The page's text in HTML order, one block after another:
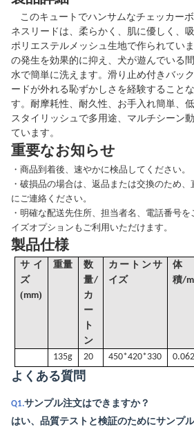
このキュートでハンサムなチェッカー
ネスリードは、柔らかく、肌に優しく、
ポリエステルメッシュ生地で作られてい
の発生を効果的に抑え、犬が遊んでいる
水で簡単に洗えます。滑り止め付きバッ
ードが外れる恥ずかしさを経験すること
す。耐摩耗性、耐久性、お手入れ簡単、
スタイリッシュで多用途、マルチシーン
ています。
重要なお知らせ
・ 商品到着後、速やかに検品してください。
・ 破損品の場合は、返品または交換のため、
にご連絡ください。
・ 明確な配送先住所、担当者名、電話番号を
イズオプションもご利用いただけます。
製品仕様
サイ
ズ
(mm)
重量
数
量/
カ
ー
ト
ン
カートンサ
イズ
体
積/
135g 20 450*420*330
よくある質問
Q1.サンプル注文はできますか？
はい、品質テストと検証のためにサンプ